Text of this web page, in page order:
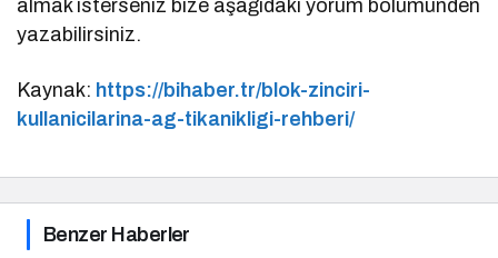
almak isterseniz bize aşağıdaki yorum bölümünden
yazabilirsiniz.
Kaynak: https://bihaber.tr/blok-zinciri-
kullanicilarina-ag-tikanikligi-rehberi/
Benzer Haberler